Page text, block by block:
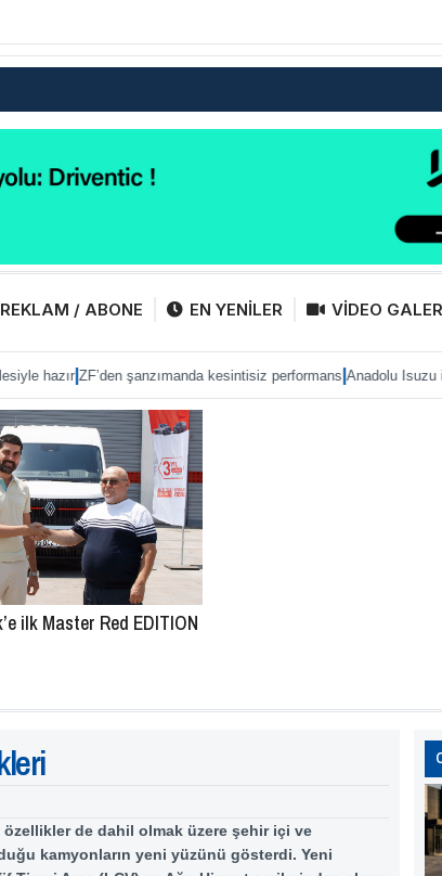
REKLAM / ABONE EN YENİLER VİDEO
|ZF’den şanzımanda kesintisiz performans |Anadolu Isuzu ile Petrol
ilk Master Red EDITION
de dahil olmak üzere şehir içi ve
kamyonların yeni yüzünü gösterdi. Yeni